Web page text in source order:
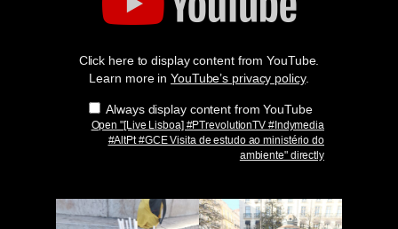
#PTrevolutionTV
#GCE
estudo
ministério
Click here to display content from YouTube.
Learn more inYouTube’s privacy policy.
Always display content from YouTube
Open "[Live Lisboa] #PTrevolutionTV #Indymedia
#AltPt #GCE Visita de estudo ao ministério do
ambiente" directly